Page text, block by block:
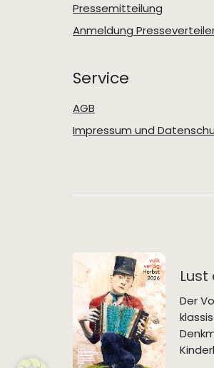
Pressemitteilung
Anmeldung
Service
AGB
Impressum und
Der